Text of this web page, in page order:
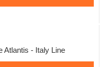
Atlantis - Italy Line